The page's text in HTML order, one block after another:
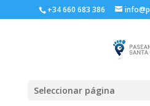
+34 660 683 386
Seleccionar página